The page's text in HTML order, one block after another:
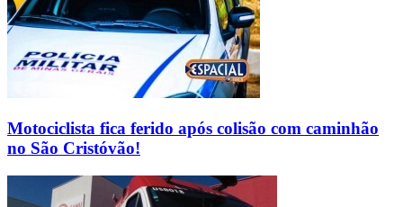
Motociclista fica ferido após colisão com caminhão
no São Cristóvão!